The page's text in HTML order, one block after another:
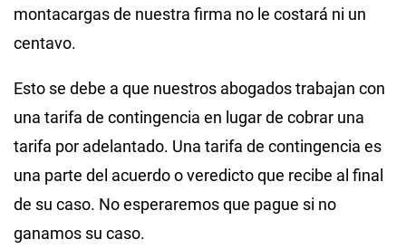
montacargas de nuestra firma no le costará ni un
centavo.
Esto se debe a que nuestros abogados trabajan con
una tarifa de contingencia en lugar de cobrar una
tarifa por adelantado. Una tarifa de contingencia es
una parte del acuerdo o veredicto que recibe al final
de su caso. No esperaremos que pague si no
ganamos su caso.